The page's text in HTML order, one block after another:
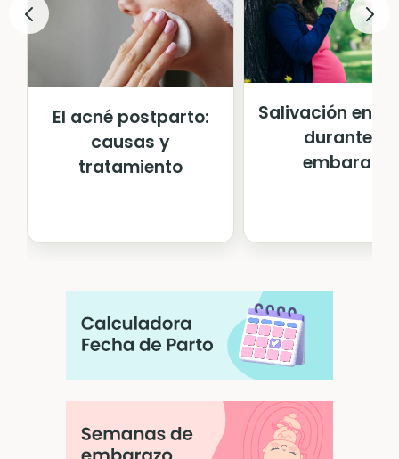
El acné postparto:
causas y
tratamiento
Salivación en
durante el
embarazo